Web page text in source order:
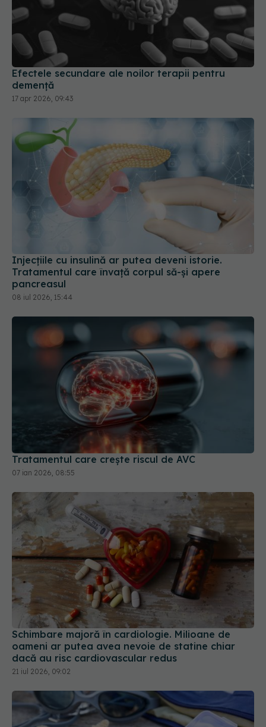
Efectele secundare ale noilor terapii pentru
demență
17 apr 2026, 09:43
Injecțiile cu insulină ar putea deveni istorie.
Tratamentul care învață corpul să-și apere
pancreasul
08 iul 2026, 15:44
Tratamentul care crește riscul de AVC
07 ian 2026, 08:55
Schimbare majoră în cardiologie. Milioane de
oameni ar putea avea nevoie de statine chiar
dacă au risc cardiovascular redus
21 iul 2026, 09:02